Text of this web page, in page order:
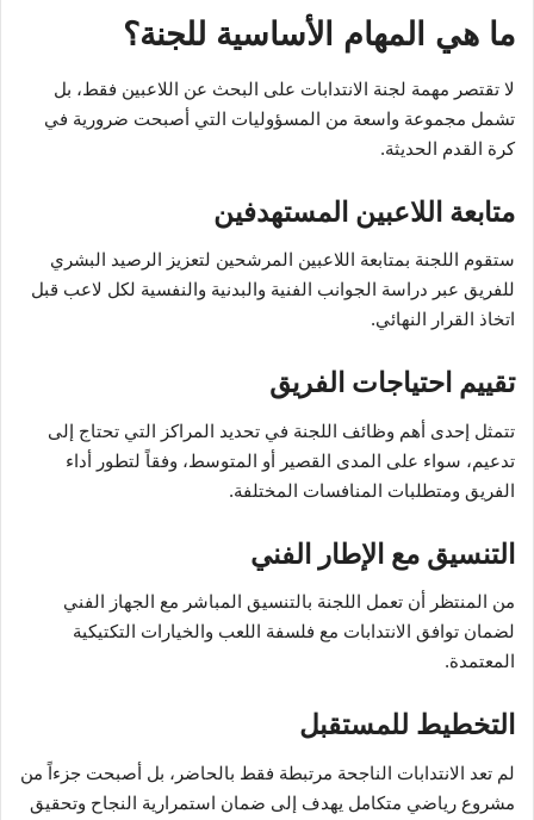
ما هي المهام الأساسية للجنة؟
لا تقتصر مهمة لجنة الانتدابات على البحث عن اللاعبين فقط، بل
تشمل مجموعة واسعة من المسؤوليات التي أصبحت ضرورية في
كرة القدم الحديثة.
متابعة اللاعبين المستهدفين
ستقوم اللجنة بمتابعة اللاعبين المرشحين لتعزيز الرصيد البشري
للفريق عبر دراسة الجوانب الفنية والبدنية والنفسية لكل لاعب قبل
اتخاذ القرار النهائي.
تقييم احتياجات الفريق
تتمثل إحدى أهم وظائف اللجنة في تحديد المراكز التي تحتاج إلى
تدعيم، سواء على المدى القصير أو المتوسط، وفقاً لتطور أداء
الفريق ومتطلبات المنافسات المختلفة.
التنسيق مع الإطار الفني
من المنتظر أن تعمل اللجنة بالتنسيق المباشر مع الجهاز الفني
لضمان توافق الانتدابات مع فلسفة اللعب والخيارات التكتيكية
المعتمدة.
التخطيط للمستقبل
لم تعد الانتدابات الناجحة مرتبطة فقط بالحاضر، بل أصبحت جزءاً من
مشروع رياضي متكامل يهدف إلى ضمان استمرارية النجاح وتحقيق